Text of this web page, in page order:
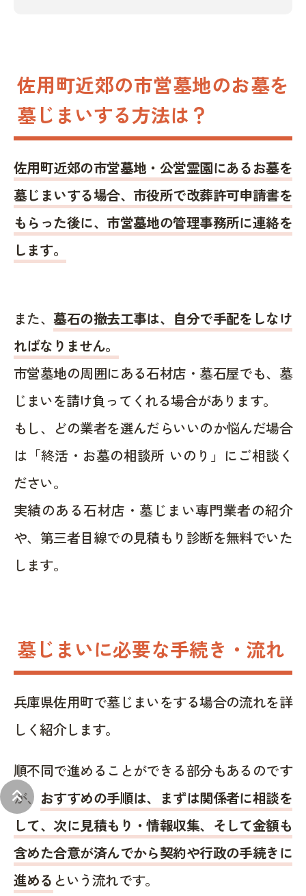
keyboard_double_arrow_up
佐用町近郊の市営墓地のお墓を
墓じまいする方法は？
佐用町近郊の市営墓地・公営霊園にあるお墓を
墓じまいする場合、市役所で改葬許可申請書を
もらった後に、市営墓地の管理事務所に連絡を
します。
また、墓石の撤去工事は、自分で手配をしなけ
ればなりません。
市営墓地の周囲にある石材店・墓石屋でも、墓
じまいを請け負ってくれる場合があります。
もし、どの業者を選んだらいいのか悩んだ場合
は「終活・お墓の相談所 いのり」にご相談く
ださい。
実績のある石材店・墓じまい専門業者の紹介
や、第三者目線での見積もり診断を無料でいた
します。
墓じまいに必要な手続き・流れ
兵庫県佐用町で墓じまいをする場合の流れを詳
しく紹介します。
順不同で進めることができる部分もあるのです
が、 おすすめの手順は、まずは関係者に相談を
して、次に見積もり・情報収集、そして金額も
含めた合意が済んでから契約や行政の手続きに
進める という流れです。